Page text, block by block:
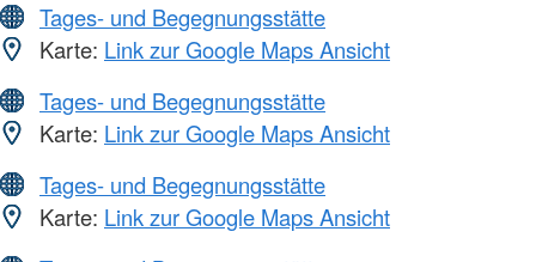
Tages- und Begegnungsstätte
Karte: Link zur Google Maps Ansicht
Tages- und Begegnungsstätte
Karte: Link zur Google Maps Ansicht
Tages- und Begegnungsstätte
Karte: Link zur Google Maps Ansicht